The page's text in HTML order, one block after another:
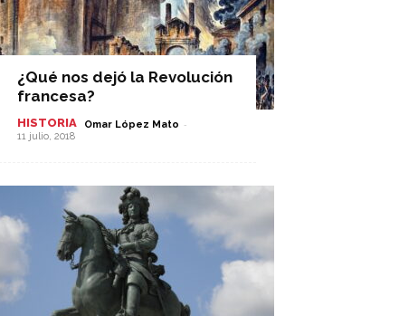
¿Qué nos dejó la Revolución
francesa?
HISTORIA Omar López Mato -
11 julio, 2018